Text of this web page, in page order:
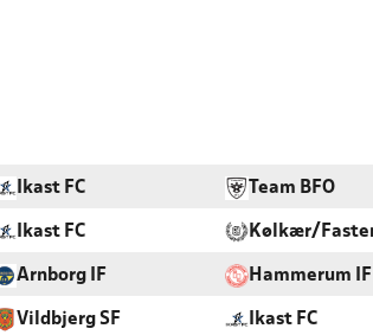
Ikast FC Team BFO
Ikast FC Kølkær/
Arnborg IF Hammerum IF
Vildbjerg SF Ikast FC